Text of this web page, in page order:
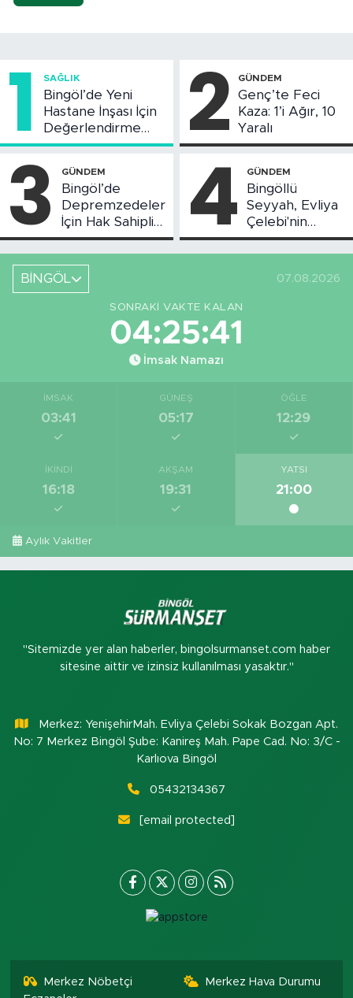
1 SAĞLIK
Bingöl’de Yeni
Hastane İnşası İçin
Değerlendirme
Toplantısı Yapıldı
2 GÜNDEM
Genç’te Feci
Kaza: 1’i Ağır, 10
Yaralı
3 GÜNDEM
Bingöl’de
Depremzedeler
İçin Hak Sahipliği
Askı Süreci
Başladı
4 GÜNDEM
Bingöllü
Seyyah, Evliya
Çelebi'nin
Bahsettiği
Bingöl'deki O
BİNGÖL 07.08.2026
SONRAKI VAKTE KALAN
04:25:40
İmsak Namazı
İMSAK
03:41
GÜNEŞ
05:17
ÖĞLE
12:29
İKINDI
16:18
AKŞAM
19:31
YATSI
21:00
Aylık Vakitler
"Sitemizde yer alan haberler, bingolsurmanset.com haber
sitesine aittir ve izinsiz kullanılması yasaktır."
Merkez: YenişehirMah. Evliya Çelebi Sokak Bozgan Apt.
No: 7 Merkez Bingöl Şube: Kanireş Mah. Pape Cad. No: 3/C -
Karlıova Bingöl
05432134367
[email protected]
Merkez Nöbetçi
Merkez Hava Durumu